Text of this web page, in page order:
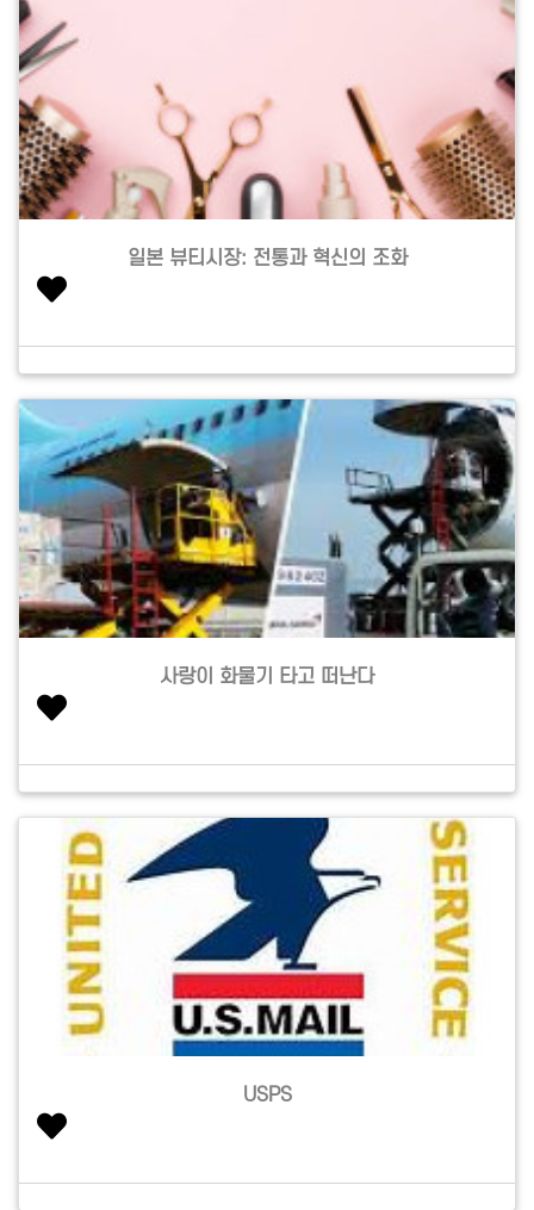
일본 뷰티시장: 전통과 혁신의 조화
사랑이 화물기 타고 떠난다
USPS